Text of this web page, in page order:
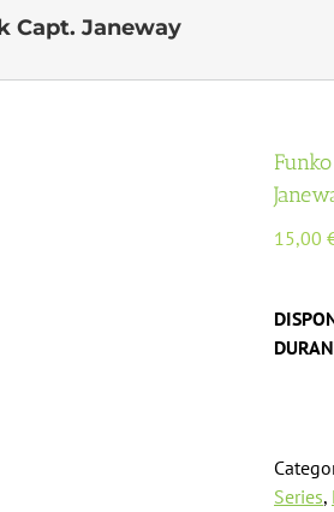
Capt. Janeway
15,00
Series,